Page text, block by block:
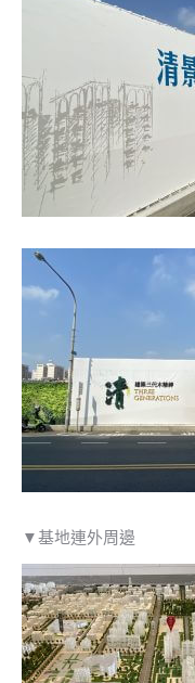
▼基地連外周邊